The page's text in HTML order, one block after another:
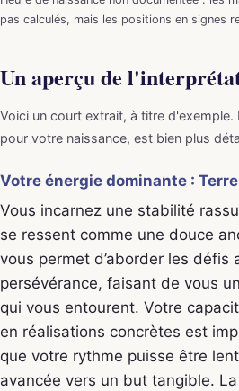
pas calculés, mais les positions en signes
Un aperçu de
Voici un court extrait, à titre d'exemple.
pour votre naissance, est bien plus
Votre énergie dominante : Terre
Vous incarnez une stabilité
se ressent comme une douce
vous permet d’aborder les défis
persévérance, faisant de vous
qui vous entourent. Votre
en réalisations concrètes est
que votre rythme puisse être
avancée vers un but tangible.